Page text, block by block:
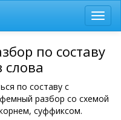
меню
по составу
по составу с
разбор со схемой
суффиксом.